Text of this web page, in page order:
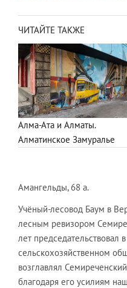
ЧИТАЙТЕ ТАКЖЕ
Алма-Ата и Алматы.
Алматинское Замуралье
Амангельды, 68 а.
Учёный-лесовод Баум в
лесным ревизором
лет председательствовал
сельскохозяйственном
возглавлял
благодаря его усилиям